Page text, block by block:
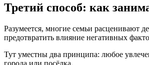
Третий способ: как
Разумеется, многие семьи расценивают
предотвратить влияние негативных
Тут уместны два принципа: любое
города или посёлка.